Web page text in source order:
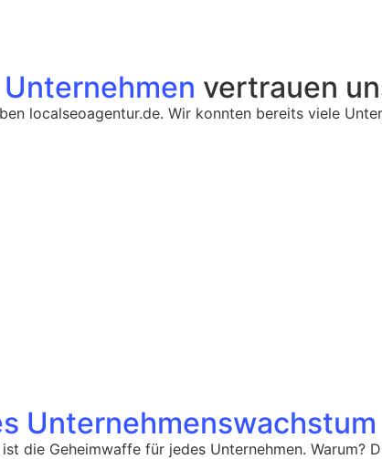
vertrauen
localseoagentur.de. Wir konnten bereits viele
Unternehmenswachstum
die Geheimwaffe für jedes Unternehmen.